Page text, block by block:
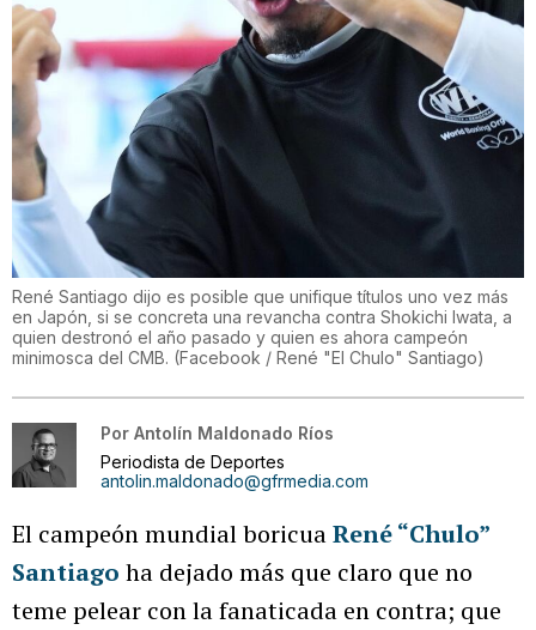
René Santiago dijo es posible que unifique títulos uno vez más
en Japón, si se concreta una revancha contra Shokichi Iwata, a
quien destronó el año pasado y quien es ahora campeón
minimosca del CMB. (Facebook / René "El Chulo" Santiago)
Por Antolín Maldonado Ríos
Periodista de Deportes
antolin.maldonado@gfrmedia.com
El campeón mundial boricuaRené “Chulo”
Santiago ha dejado más que claro que no
teme pelear con la fanaticada en contra; que